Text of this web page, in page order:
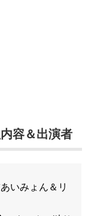
容＆出演者
いみょん＆リ